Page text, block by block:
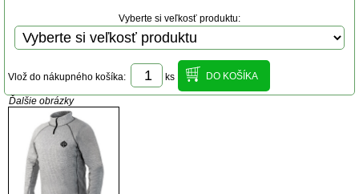
Vyberte si veľkosť produktu:
Vlož do nákupného košíka: ks
Ďalšie obrázky